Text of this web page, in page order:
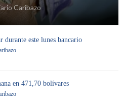
Caribazo
durante este lunes bancario
en 471,70 bolívares